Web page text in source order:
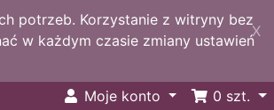
potrzeb. Korzystanie z witryny bez
w każdym czasie zmiany ustawień
X
Moje konto 0 szt.